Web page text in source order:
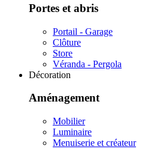
Portes et abris
Portail - Garage
Clôture
Store
Véranda - Pergola
Décoration
Aménagement
Mobilier
Luminaire
Menuiserie et créateur